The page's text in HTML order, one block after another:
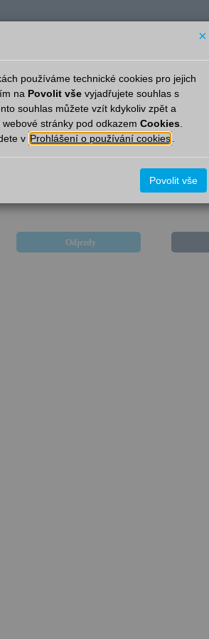
Dobříčany
Aktuální
nejsou v této stanici k dispozici elektronické
Odjezdy
×
používáme technické cookies pro jejich
na Povolit vše vyjadřujete souhlas s
souhlas můžete vzít kdykoliv zpět a
stránky pod odkazem Cookies
v Prohlášení o používání cookies
Povolit vše